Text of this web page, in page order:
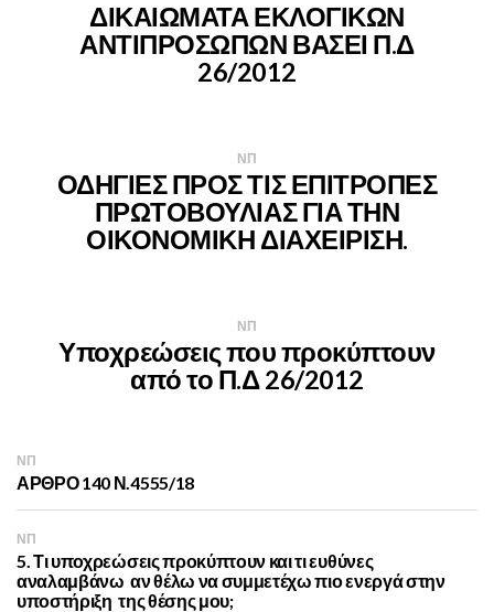
ΔΙΚΑΙΩΜΑΤΑ ΕΚΛΟΓΙΚΩΝ
ΑΝΤΙΠΡΟΣΩΠΩΝ ΒΑΣΕΙ Π.Δ
26/2012
ΝΠ
ΟΔΗΓΙΕΣ ΠΡΟΣ ΤΙΣ ΕΠΙΤΡΟΠΕΣ
ΠΡΩΤΟΒΟΥΛΙΑΣ ΓΙΑ ΤΗΝ
ΟΙΚΟΝΟΜΙΚΗ ΔΙΑΧΕΙΡΙΣΗ.
ΝΠ
Υποχρεώσεις που προκύπτουν
από το Π.Δ 26/2012
ΝΠ
ΑΡΘΡΟ 140 Ν.4555/18
ΝΠ
5. Τι υποχρεώσεις προκύπτουν και τι ευθύνες
αναλαμβάνω αν θέλω να συμμετέχω πιο ενεργά στην
υποστήριξη της θέσης μου;